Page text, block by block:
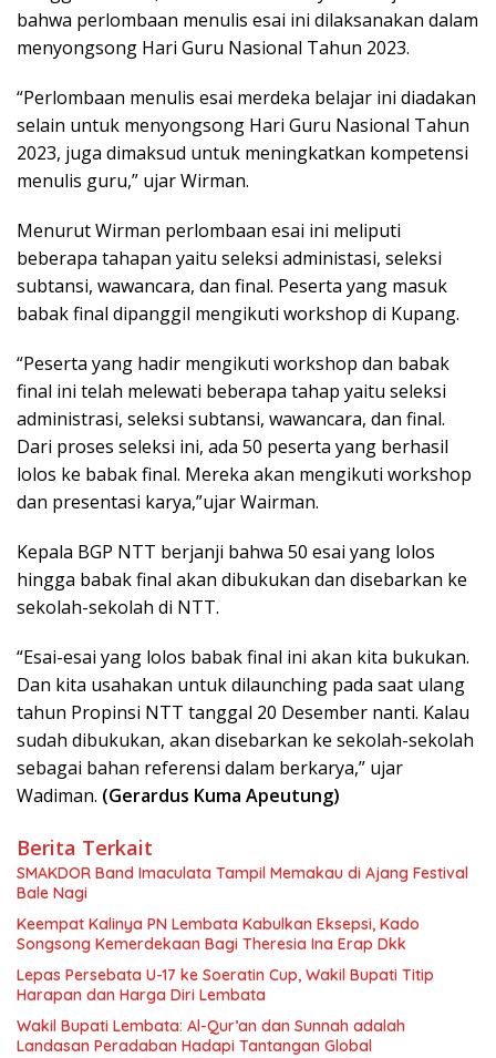
bahwa perlombaan menulis esai ini dilaksanakan dalam
menyongsong Hari Guru Nasional Tahun 2023.
“Perlombaan menulis esai merdeka belajar ini diadakan
selain untuk menyongsong Hari Guru Nasional Tahun
2023, juga dimaksud untuk meningkatkan kompetensi
menulis guru,” ujar Wirman.
Menurut Wirman perlombaan esai ini meliputi
beberapa tahapan yaitu seleksi administasi, seleksi
subtansi, wawancara, dan final. Peserta yang masuk
babak final dipanggil mengikuti workshop di Kupang.
“Peserta yang hadir mengikuti workshop dan babak
final ini telah melewati beberapa tahap yaitu seleksi
administrasi, seleksi subtansi, wawancara, dan final.
Dari proses seleksi ini, ada 50 peserta yang berhasil
lolos ke babak final. Mereka akan mengikuti workshop
dan presentasi karya,”ujar Wairman.
Kepala BGP NTT berjanji bahwa 50 esai yang lolos
hingga babak final akan dibukukan dan disebarkan ke
sekolah-sekolah di NTT.
“Esai-esai yang lolos babak final ini akan kita bukukan.
Dan kita usahakan untuk dilaunching pada saat ulang
tahun Propinsi NTT tanggal 20 Desember nanti. Kalau
sudah dibukukan, akan disebarkan ke sekolah-sekolah
sebagai bahan referensi dalam berkarya,” ujar
Wadiman. (Gerardus Kuma Apeutung)
Berita Terkait
SMAKDOR Band Imaculata Tampil Memakau di Ajang Festival
Bale Nagi
Keempat Kalinya PN Lembata Kabulkan Eksepsi, Kado
Songsong Kemerdekaan Bagi Theresia Ina Erap Dkk
Lepas Persebata U-17 ke Soeratin Cup, Wakil Bupati Titip
Harapan dan Harga Diri Lembata
Wakil Bupati Lembata: Al-Qur’an dan Sunnah adalah
Landasan Peradaban Hadapi Tantangan Global